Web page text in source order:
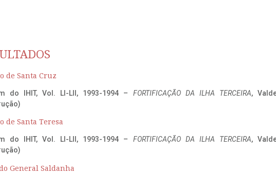
de Santa Cruz
do IHIT, Vol. LI-LII, 1993-1994 – FORTIFICAÇÃO DA ILHA TERCEIRA,
de Santa Teresa
do IHIT, Vol. LI-LII, 1993-1994 – FORTIFICAÇÃO DA ILHA TERCEIRA,
General Saldanha